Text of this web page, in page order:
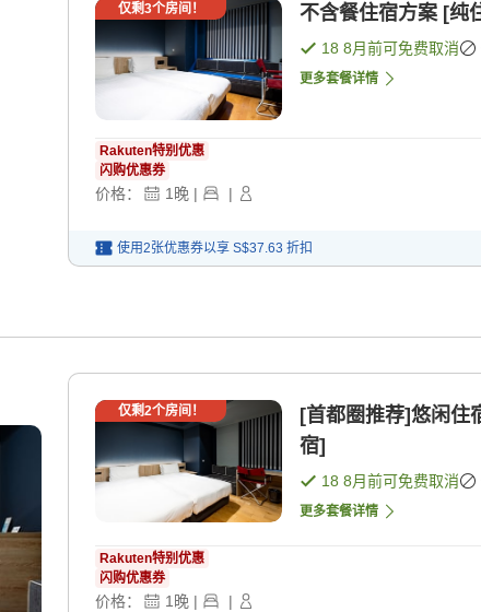
仅剩3个房间！ 不含餐住宿方案 [纯
18 8月前可免费取消
更多套餐详情
Rakuten特别优惠
闪购优惠券
价格： 1晚 | |
使用2张优惠券以享 S$37.63 折扣
仅剩2个房间！
[首都圈推荐]悠闲住
宿]
18 8月前可免费取消
更多套餐详情
Rakuten特别优惠
闪购优惠券
价格： 1晚 | |